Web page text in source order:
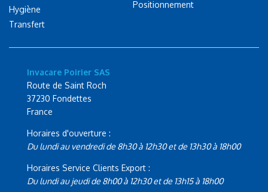
Hygiène
Transfert
Positionnement
Invacare Poirier SAS
Route de Saint Roch
37230 Fondettes
France
Horaires d'ouverture :
Du lundi au vendredi de 8h30 à 12h30 et de 13h30 à 18h00
Horaires Service Clients Export :
Du lundi au jeudi de 8h00 à 12h30 et de 13h15 à 18h00